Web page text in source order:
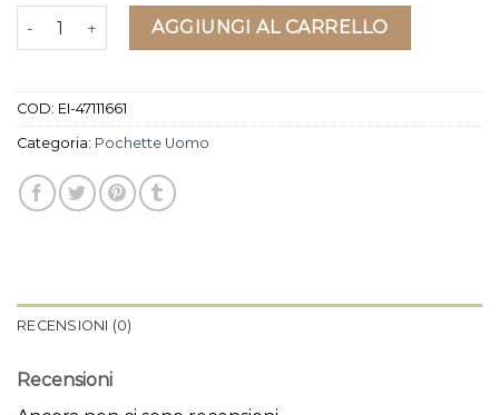
pochette uomo quantitàAGGIUNGI AL CARRELLO
COD: EI-47111661
Categoria: Pochette Uomo
RECENSIONI (0)
Recensioni